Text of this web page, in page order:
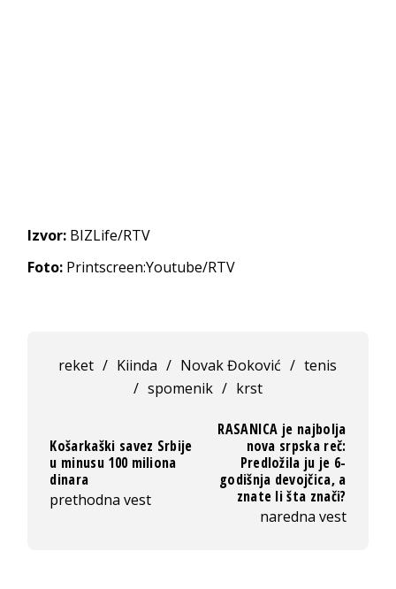
Izvor: BIZLife/RTV
Foto: Printscreen:Youtube/RTV
reket / Kiinda / Novak Đoković / tenis
/ spomenik / krst
Košarkaški savez Srbije
u minusu 100 miliona
dinara
prethodna vest
RASANICA je najbolja
nova srpska reč:
Predložila ju je 6-
godišnja devojčica, a
znate li šta znači?
naredna vest